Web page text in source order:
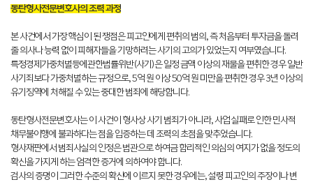
동탄형사전문변호사의 조력 과정
본 사건에서 가장 핵심이 된 쟁점은 피고인에게 편취의 범의, 즉 처음부터 투자금을 돌려
줄 의사나 능력 없이 피해자들을 기망하려는 사기의 고의가 있었는지 여부였습니다.
특정경제가중처벌등에관한법률위반(사기)은 일정 금액 이상의 재물을 편취한 경우 일반
사기죄보다 가중처벌하는 규정으로, 5억 원 이상 50억 원 미만을 편취한 경우 3년 이상의
유기징역에 처해질 수 있는 중대한 범죄에 해당합니다.
동탄형사전문변호사는 이 사건이 형사상 사기 범죄가 아니라, 사업 실패로 인한 민사적
채무불이행에 불과하다는 점을 입증하는 데 조력의 초점을 맞추었습니다.
형사재판에서 범죄사실의 인정은 법관으로 하여금 합리적인 의심의 여지가 없을 정도의
확신을 가지게 하는 엄격한 증거에 의하여야 합니다.
검사의 증명이 그러한 수준의 확신에 이르지 못한 경우에는, 설령 피고인의 주장이나 변